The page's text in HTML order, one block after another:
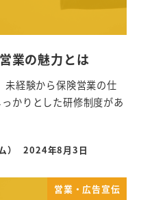
業の魅力とは
経験から保険営業の仕
かりとした研修制度があ
） 2024年8月3日
営業・広告宣伝